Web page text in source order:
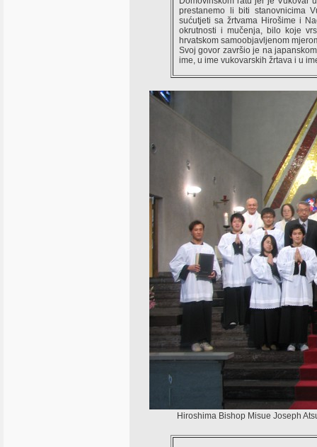
prestanemo li biti stanovnicima
sućutjeti sa žrtvama Hirošime i
okrutnosti i mučenja, bilo koje
hrvatskom samoobjavljenom
Svoj govor završio je na
ime, u ime vukovarskih žrtava i u
Hiroshima Bishop Misue Joseph